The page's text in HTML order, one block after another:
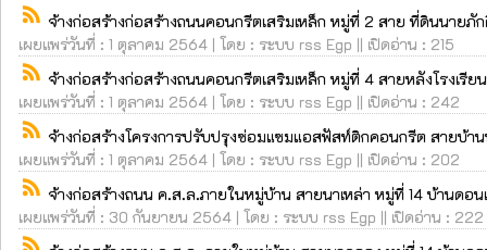
rss_feed จ้างก่อสร้างก่อสร้างถนนคอนกรีตเสริมเหล็ก หมู่ที่ 2 สาย ที่ดินนาย
เผยแพร่วันที่ : 1 ตุลาคม 2564 | โดย : ระบบ rss Egp || เปิดอ่าน : 215
rss_feed จ้างก่อสร้างก่อสร้างถนนคอนกรีตเสริมเหล็ก หมู่ที่ 4 สายหลังโรงเ
เผยแพร่วันที่ : 1 ตุลาคม 2564 | โดย : ระบบ rss Egp || เปิดอ่าน : 242
rss_feed จ้างก่อสร้างโครงการปรับปรุงซ่อมแซมแอสฟัสท์ติกคอนกรีต สายบ้
เผยแพร่วันที่ : 1 ตุลาคม 2564 | โดย : ระบบ rss Egp || เปิดอ่าน : 202
rss_feed จ้างก่อสร้างถนน ค.ส.ล.ภายในหมู่บ้าน สายนาเหล่า หมู่ที่ 14 บ้านดอน
เผยแพร่วันที่ : 30 กันยายน 2564 | โดย : ระบบ rss Egp || เปิดอ่าน : 222
rss_feed